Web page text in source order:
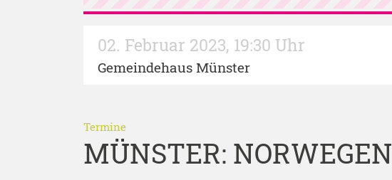
02. Februar 2023, 19:30 Uhr
Gemeindehaus Münster
Termine
MÜNSTER: NORWEGEN